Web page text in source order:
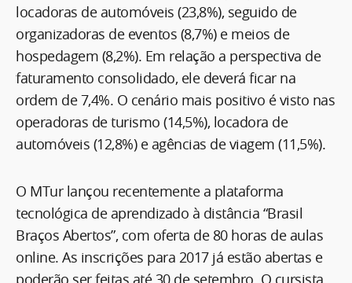
locadoras de automóveis (23,8%), seguido de
organizadoras de eventos (8,7%) e meios de
hospedagem (8,2%). Em relação a perspectiva de
faturamento consolidado, ele deverá ficar na
ordem de 7,4%. O cenário mais positivo é visto nas
operadoras de turismo (14,5%), locadora de
automóveis (12,8%) e agências de viagem (11,5%).
O MTur lançou recentemente a plataforma
tecnológica de aprendizado à distância “Brasil
Braços Abertos”, com oferta de 80 horas de aulas
online. As inscrições para 2017 já estão abertas e
poderão ser feitas até 30 de setembro. O cursista